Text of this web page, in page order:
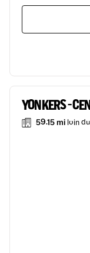
YONKERS -
59.15 mi loin